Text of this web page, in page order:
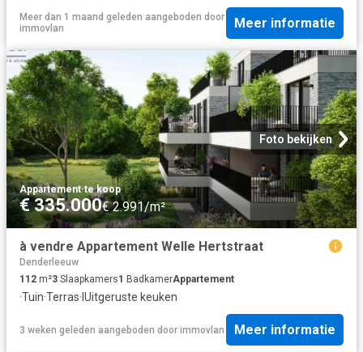
Meer dan 1 maand geleden aangeboden door
immovlan
Meer informatie
Foto bekijken
Appartement·te koop
€ 335.000€ 2.991/m²
à vendre Appartement Welle Hertstraat
Denderleeuw
112 m²3 Slaapkamers1 BadkamerAppartement
·Tuin·Terras· IUitgeruste keuken
3 weken geleden aangeboden door immovlan Meer informatie